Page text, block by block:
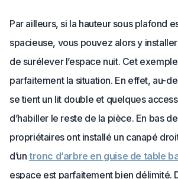
Par ailleurs, si la hauteur sous plafond
spacieuse, vous pouvez alors y
de surélever l’espace nuit. Cet
parfaitement la situation. En effet, au-
se tient un lit double et quelques
d’habiller le reste de la pièce. En bas
propriétaires ont installé un canapé
d’un tronc d’arbre en guise de table
espace est parfaitement bien délimité.